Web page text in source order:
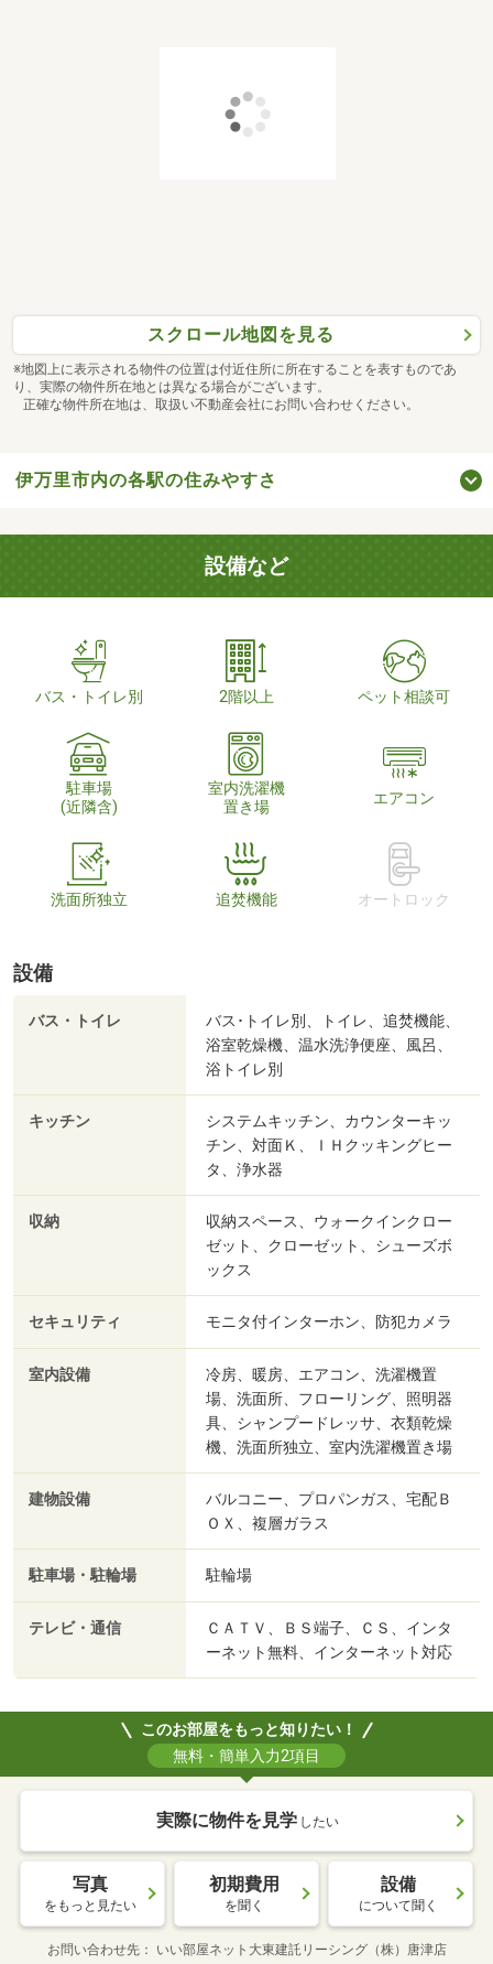
スクロール地図を見る
※地図上に表示される物件の位置は付近住所に所在することを表すものであ
り、実際の物件所在地とは異なる場合がございます。
正確な物件所在地は、取扱い不動産会社にお問い合わせください。
伊万里市内の各駅の住みやすさ
設備など
バス・トイレ別 2階以上 ペット相談可
駐車場
(近隣含)
室内洗濯機
置き場
エアコン
洗面所独立 追焚機能 オートロック
設備
バス・トイレ
バス･トイレ別、トイレ、追焚機能、
浴室乾燥機、温水洗浄便座、風呂、
浴トイレ別
キッチン
システムキッチン、カウンターキッ
チン、対面Ｋ、ＩＨクッキングヒー
タ、浄水器
収納
収納スペース、ウォークインクロー
ゼット、クローゼット、シューズボ
ックス
セキュリティ モニタ付インターホン、防犯カメラ
室内設備
冷房、暖房、エアコン、洗濯機置
場、洗面所、フローリング、照明器
具、シャンプードレッサ、衣類乾燥
機、洗面所独立、室内洗濯機置き場
建物設備
バルコニー、プロパンガス、宅配Ｂ
ＯＸ、複層ガラス
駐車場・駐輪場 駐輪場
テレビ・通信
ＣＡＴＶ、ＢＳ端子、ＣＳ、インタ
ーネット無料、インターネット対応
このお部屋をもっと知りたい！
無料・簡単入力2項目
実際に物件を見学 したい
写真
をもっと見たい
初期費用
を聞く
設備
について聞く
お問い合わせ先 いい部屋ネット大東建託リーシング（株）唐津店